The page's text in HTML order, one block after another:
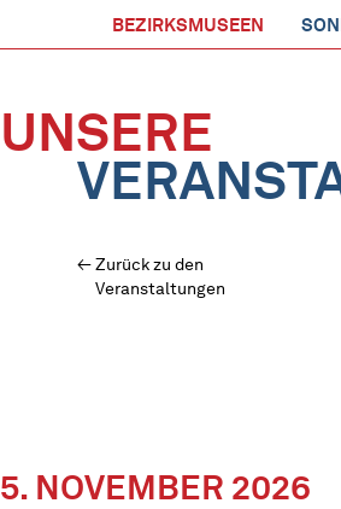
BEZIRKSMUSEEN
UNSERE
Zurück zu den
Veranstaltungen
5. NOVEMBER 2026